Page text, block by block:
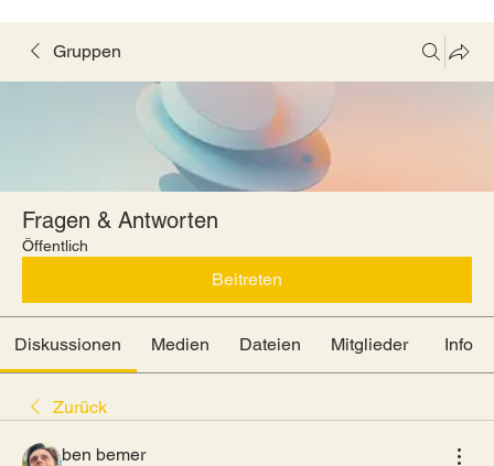
Gruppen
Fragen & Antworten
Öffentlich
Beitreten
Diskussionen Medien Dateien Mitglieder Info
Zurück
ben bemer